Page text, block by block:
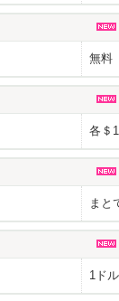
無料
各＄1
まと
1ドル